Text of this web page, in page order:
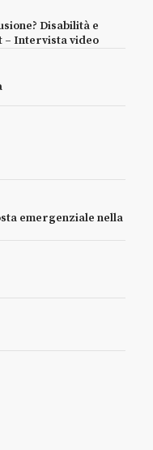
Disabilità e
– Intervista video
emergenziale nella